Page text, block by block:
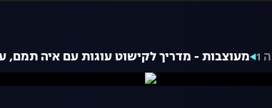
1 מעוצבות - מדריך לקישוט עוגות עם איה תמם, עונה 1, פרק 3: